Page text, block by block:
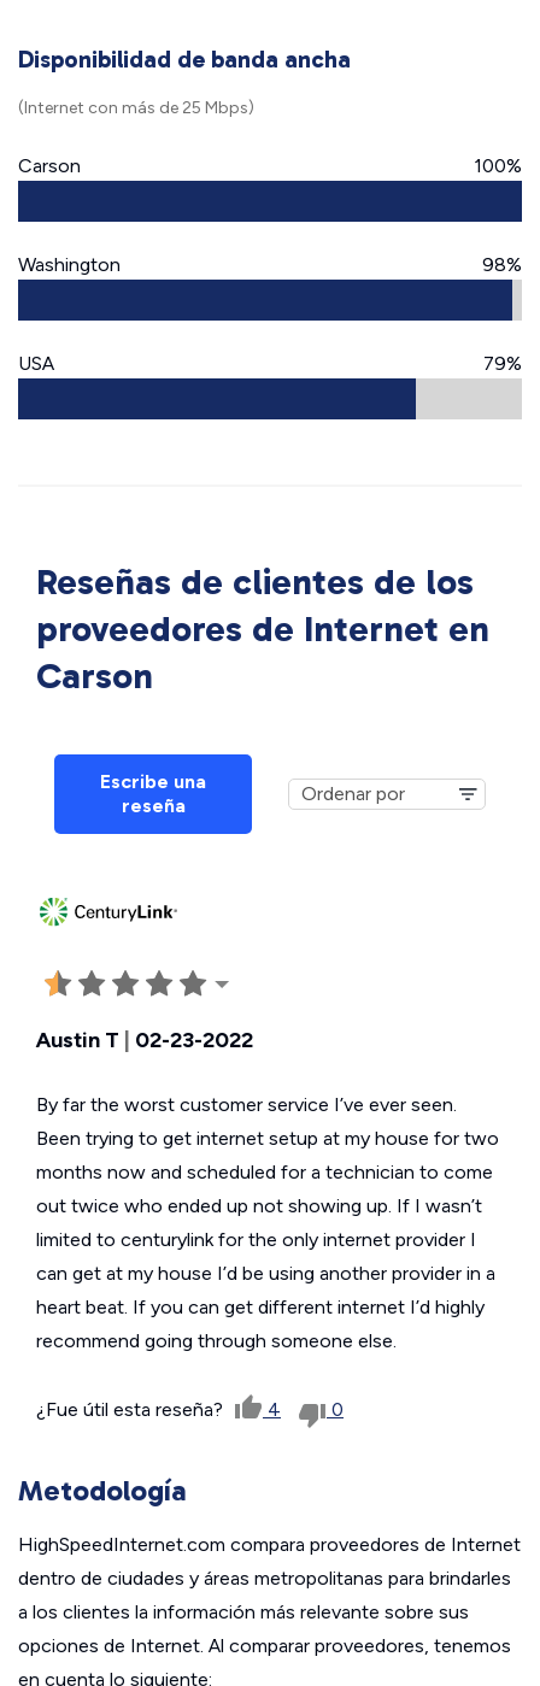
Disponibilidad de banda ancha
(Internet con más de 25 Mbps)
Carson 100%
Washington 98%
USA 79%
Reseñas de clientes de los
proveedores de Internet en
Carson
Escribe una
reseña
Austin T 02-23-2022
By far the worst customer service I’ve ever seen.
Been trying to get internet setup at my house for two
months now and scheduled for a technician to come
out twice who ended up not showing up. If I wasn’t
limited to centurylink for the only internet provider I
can get at my house I’d be using another provider in a
heart beat. If you can get different internet I’d highly
recommend going through someone else.
¿Fue útil esta reseña? 4 0
Metodología
HighSpeedInternet.com compara proveedores de Internet
dentro de ciudades y áreas metropolitanas para brindarles
a los clientes la información más relevante sobre sus
opciones de Internet. Al comparar proveedores, tenemos
en cuenta lo siguiente: